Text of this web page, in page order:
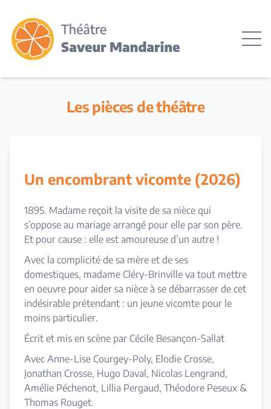
Les pièces de théâtre
Un encombrant vicomte (2026)
1895. Madame reçoit la visite de sa nièce qui
s’oppose au mariage arrangé pour elle par son père.
Et pour cause : elle est amoureuse d’un autre !
Avec la complicité de sa mère et de ses
domestiques, madame Cléry-Brinville va tout mettre
en oeuvre pour aider sa nièce à se débarrasser de cet
indésirable prétendant : un jeune vicomte pour le
moins particulier.
Écrit et mis en scène par Cécile Besançon-Sallat
Avec Anne-Lise Courgey-Poly, Elodie Crosse,
Jonathan Crosse, Hugo Daval, Nicolas Lengrand,
Amélie Péchenot, Lillia Pergaud, Théodore Peseux &
Thomas Rouget.